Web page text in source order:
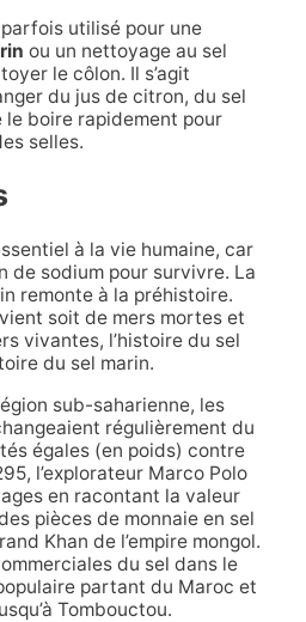
utilisé pour une
ou un nettoyage au sel
le côlon. Il s’agit
du jus de citron, du sel
le boire rapidement pour
selles.
à la vie humaine, car
de sodium pour survivre. La
remonte à la préhistoire.
soit de mers mortes et
vivantes, l’histoire du sel
du sel marin.
sub-saharienne, les
régulièrement du
égales (en poids) contre
l’explorateur Marco Polo
en racontant la valeur
pièces de monnaie en sel
Khan de l’empire mongol.
du sel dans le
partant du Maroc et
Tombouctou.